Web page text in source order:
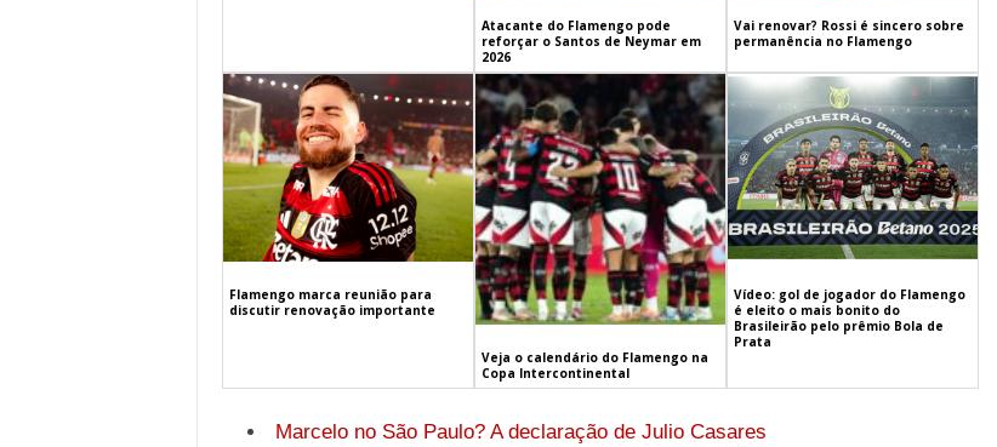
Atacante do Flamengo pode
reforçar o Santos de Neymar em
2026
Vai renovar? Rossi é sincero sobre
permanência no Flamengo
Flamengo marca reunião para
discutir renovação importante
Veja o calendário do Flamengo na
Copa Intercontinental
Vídeo: gol de jogador do Flamengo
é eleito o mais bonito do
Brasileirão pelo prêmio Bola de
Prata
Marcelo no São Paulo? A declaração de Julio Casares